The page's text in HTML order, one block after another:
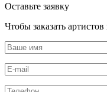
Оставьте заявку
Чтобы заказать